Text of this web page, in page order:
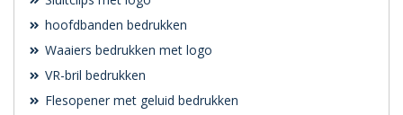
hoofdbanden bedrukken
Waaiers bedrukken met logo
VR-bril bedrukken
Flesopener met geluid bedrukken